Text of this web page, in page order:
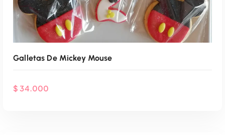
Galletas De Mickey Mouse
$ 34.000